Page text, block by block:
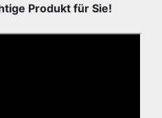
Produkt für Sie!